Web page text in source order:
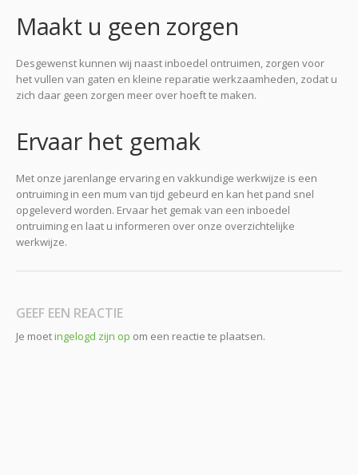
Maakt u geen zorgen
Desgewenst kunnen wij naast inboedel ontruimen, zorgen voor
het vullen van gaten en kleine reparatie werkzaamheden, zodat u
zich daar geen zorgen meer over hoeft te maken.
Ervaar het gemak
Met onze jarenlange ervaring en vakkundige werkwijze is een
ontruiming in een mum van tijd gebeurd en kan het pand snel
opgeleverd worden. Ervaar het gemak van een inboedel
ontruiming en laat u informeren over onze overzichtelijke
werkwijze.
GEEF EEN REACTIE
Je moetingelogd zijn op om een reactie te plaatsen.